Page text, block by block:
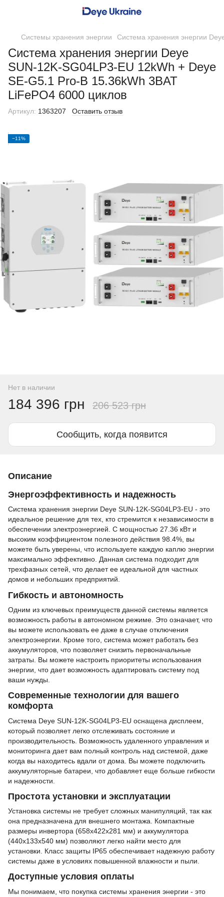
Системы хранения энергии Система хранения энергии
Система хранения энергии Deye
SUN-12K-SG04LP3-EU 12kWh + Deye
SE-G5.1 Pro-B 15.36kWh 3BAT
LiFePO4 6000 циклов
Артикул: 1363207 Оставить отзыв
−11%
Нет в наличии
184 396 грн 206 523 грн
Сообщить, когда появится
Описание
Энергоэффективность и надежность
Система хранения энергии Deye SUN-12K-SG04LP3-EU - это
идеальное решение для тех, кто стремится к независимости в
обеспечении электроэнергией. С мощностью 27.36 кВт и
высоким коэффициентом полезного действия 98.4%, вы
можете быть уверены, что используете каждую каплю энергии
максимально эффективно. Данная система подходит для
трехфазных сетей, что делает ее идеальной для частных
домов и небольших предприятий.
Гибкость и автономность
Одним из ключевых преимуществ данной системы является
возможность работы в автономном режиме. Это означает, что
вы можете использовать ее даже в случае отключения
электроэнергии. Кроме того, система может работать без
аккумуляторов, что позволяет снизить первоначальные
затраты. Вы можете настроить приоритеты использования
энергии, что дает возможность адаптировать систему под
ваши нужды.
Современные технологии для вашего
комфорта
Система Deye SUN-12K-SG04LP3-EU оснащена дисплеем,
который позволяет легко отслеживать состояние и
производительность. Возможность удаленного управления и
мониторинга дает вам полный контроль над системой, даже
когда вы находитесь вдали от дома. Вы можете подключить
аккумуляторные батареи, что добавляет еще больше гибкости
и надежности.
Простота установки и эксплуатации
Установка системы не требует сложных манипуляций, так как
она предназначена для внешнего монтажа. Компактные
размеры инвертора (658х422х281 мм) и аккумулятора
(440x133x540 мм) позволяют легко найти место для
установки. Класс защиты IP65 обеспечивает надежную работу
системы даже в условиях повышенной влажности и пыли.
Доступные условия оплаты
Мы понимаем, что покупка системы хранения энергии - это